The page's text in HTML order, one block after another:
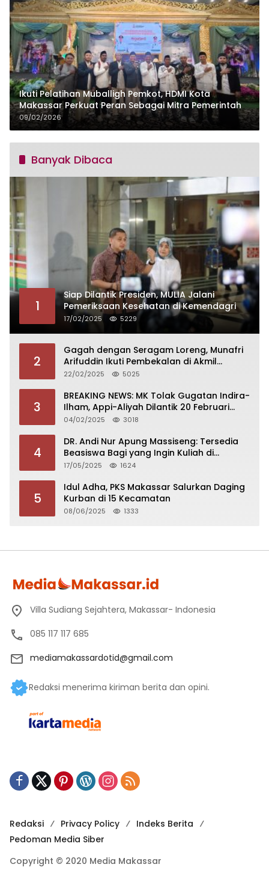
Ikuti Pelatihan Muballigh Pemkot, HDMI Kota
Makassar Perkuat Peran Sebagai Mitra Pemerintah
09/02/2026
Banyak Dibaca
1
Siap Dilantik Presiden, MULIA Jalani
Pemeriksaan Kesehatan di Kemendagri
17/02/2025 5229
2
Gagah dengan Seragam Loreng, Munafri
Arifuddin Ikuti Pembekalan di Akmil
Magelang
22/02/2025 5025
3
BREAKING NEWS: MK Tolak Gugatan Indira-
Ilham, Appi-Aliyah Dilantik 20 Februari
2025
04/02/2025 3018
4
DR. Andi Nur Apung Massiseng: Tersedia
Beasiswa Bagi yang Ingin Kuliah di
Fakultas Perikanan UCM
17/05/2025 1624
5
Idul Adha, PKS Makassar Salurkan Daging
Kurban di 15 Kecamatan
08/06/2025 1333
Villa Sudiang Sejahtera, Makassar- Indonesia
085 117 117 685
mediamakassardotid@gmail.com
Redaksi menerima kiriman berita dan opini.
Redaksi Privacy Policy
Indeks Berita
Pedoman Media Siber
Copyright © 2020 Media Makassar